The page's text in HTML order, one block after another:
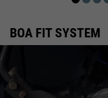
BOA FIT SYSTEM